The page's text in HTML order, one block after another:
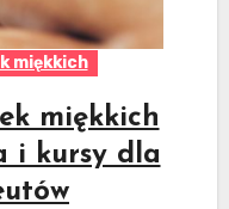
miękkich
miękkich
i kursy dla